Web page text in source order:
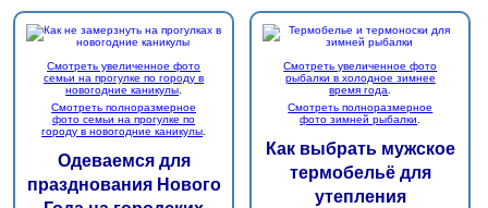
Смотреть увеличенное фото
семьи на прогулке по городу в
новогодние каникулы.
Смотреть полноразмерное
фото семьи на прогулке по
городу в новогодние каникулы.
Одеваемся для
празднования Нового
Смотреть увеличенное фото
рыбалки в холодное зимнее
время года.
Смотреть полноразмерное
фото зимней рыбалки.
Как выбрать мужское
термобельё для
утепления